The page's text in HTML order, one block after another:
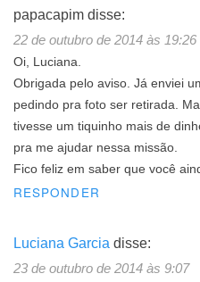
papacapim disse:
22 de outubro de 2014 às 19:26
Oi, Luciana.
Obrigada pelo aviso. Já enviei
pedindo pra foto ser retirada.
tivesse um tiquinho mais de
pra me ajudar nessa missão.
Fico feliz em saber que você
RESPONDER
Luciana Garcia disse:
23 de outubro de 2014 às 9:07